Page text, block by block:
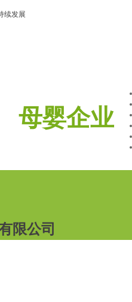
续发展
母婴企业
限公司